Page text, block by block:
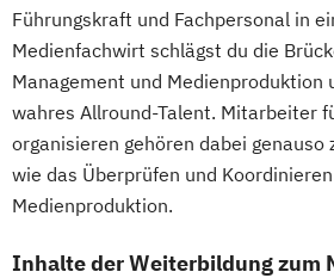
Führungskraft und Fachpersonal in
Medienfachwirt schlägst du die
Management und Medienproduktion
wahres Allround-Talent. Mitarbeiter
organisieren gehören dabei genauso
wie das Überprüfen und
Medienproduktion.
Inhalte der Weiterbildung zum